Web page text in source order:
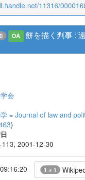
11316/
0 OA
餅を描く判事 :
会
= Journal of law and
)
2001-12-30
1 + 1